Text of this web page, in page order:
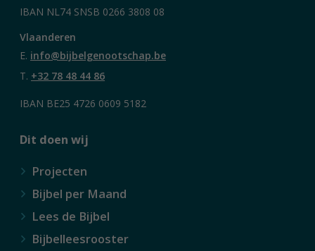
IBAN NL74 SNSB 0266 3808 08
Vlaanderen
E. info@bijbelgenootschap.be
T. +32 78 48 44 86
IBAN BE25 4726 0609 5182
Dit doen wij
Projecten
Bijbel per Maand
Lees de Bijbel
Bijbelleesrooster